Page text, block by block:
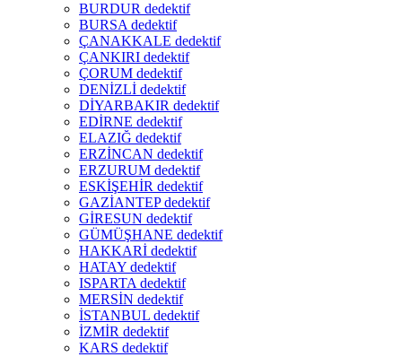
BURDUR dedektif
BURSA dedektif
ÇANAKKALE dedektif
ÇANKIRI dedektif
ÇORUM dedektif
DENİZLİ dedektif
DİYARBAKIR dedektif
EDİRNE dedektif
ELAZIĞ dedektif
ERZİNCAN dedektif
ERZURUM dedektif
ESKİŞEHİR dedektif
GAZİANTEP dedektif
GİRESUN dedektif
GÜMÜŞHANE dedektif
HAKKARİ dedektif
HATAY dedektif
ISPARTA dedektif
MERSİN dedektif
İSTANBUL dedektif
İZMİR dedektif
KARS dedektif